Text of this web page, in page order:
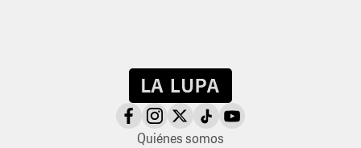
Quiénes somos